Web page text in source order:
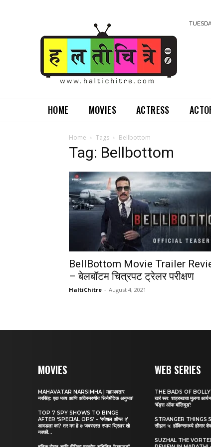
HOME MOVIES ACTRESS
Home Tags Bellbottom
Tag: Bellbottom
BellBottom Movie Trailer
– बेलबॉटम चित्रपट ट्रेलर परीक्षण
HaltiChitre - August 4, 2021
MOVIES
MAHAVATAR NARSIMHA | महाअवतार
नरसिंह: एक भव्य आणि अविस्मरणीय सिनेमॅटिक अनुभव!
TOP 7 SPY SHOWS TO BINGE
AFTER ‘SPECIAL OPS’ – ‘स्पेशल ऑप्स २’
आवडला का? तर मग हे ७ जबरदस्त स्पाय थ्रिलर शो
नक्की...
WEB SERIES
THE BADS OF
खरं रूप: शाहरुखचा मुलगा
‘बॅड्स ऑफ बॉलिवूड’!
STRANGER THINGS 5
सीझन ५: हॉकिन्समध्ये होणार
SUZHAL THE